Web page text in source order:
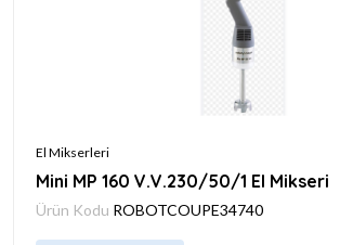
El Mikserleri
Mini MP 160 V.V.230/50/1 El Mikseri
Ürün Kodu ROBOTCOUPE34740